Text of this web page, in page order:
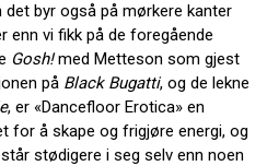
byr også på mørkere kanter
vi fikk på de foregående
Gosh!med Metteson som gjest
på Black Bugatti, og de lekne
, er «Dancefloor Erotica» en
for å skape og frigjøre energi, og
stødigere i seg selv enn noen